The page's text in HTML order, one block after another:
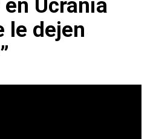
Ucrania
le dejen